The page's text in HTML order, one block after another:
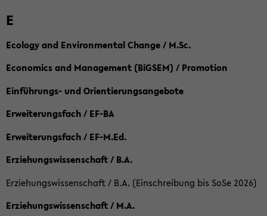
E
Ecology and Environmental Change / M.Sc.
Economics and Management (BiGSEM) / Promotion
Einführungs- und Orientierungsangebote
Erweiterungsfach / EF-BA
Erweiterungsfach / EF-M.Ed.
Erziehungswissenschaft / B.A.
Erziehungswissenschaft / B.A. (Einschreibung bis SoSe 2026)
Erziehungswissenschaft / M.A.